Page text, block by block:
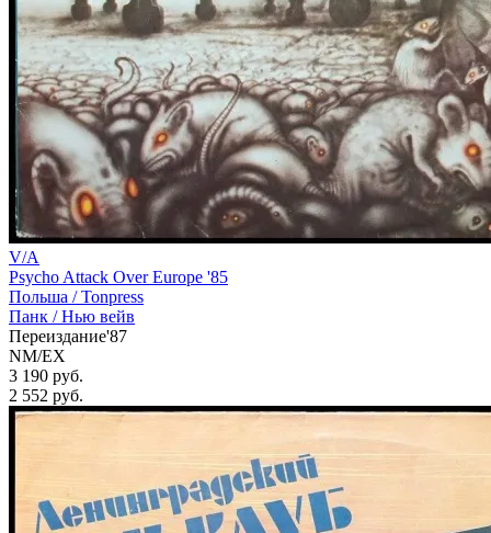
V/A
Psycho Attack Over Europe '85
Польша /Tonpress
Панк / Нью вейв
Переиздание'87
NM/EX
3 190 руб.
2 552 руб.